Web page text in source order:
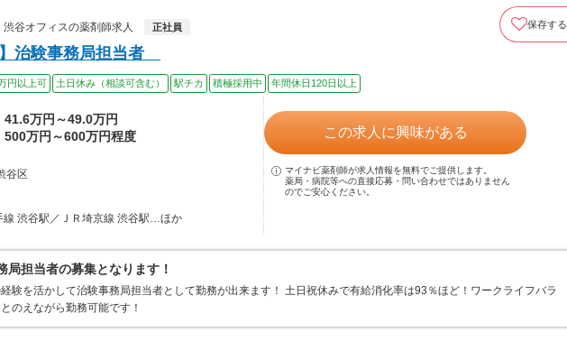
谷オフィスの薬剤師求人
正社員 保存する
】治験事務局担当者
円以上可 土日休み（相談可含む） 駅チカ 積極採用中 年間休日120日以上
41.6万円～49.0万円
500万円～600万円程度
谷区
線 渋谷駅／ＪＲ埼京線 渋谷駅…ほか
この求人に興味がある
マイナビ薬剤師が求人情報を無料でご提供します。
薬局・病院等への直接応募・問い合わせではありません
のでご安心ください。
局担当者の募集となります！
験を活かして治験事務局担当者として勤務が出来ます！ 土日祝休みで有給消化率は93％ほど！ワークライフバラ
のえながら勤務可能です！